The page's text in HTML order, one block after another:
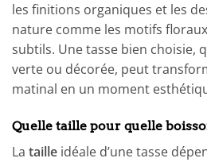
les finitions organiques et les
nature comme les motifs
subtils. Une tasse bien choisie,
verte ou décorée, peut
matinal en un moment
Quelle taille pour quelle
La taille idéale d’une tasse